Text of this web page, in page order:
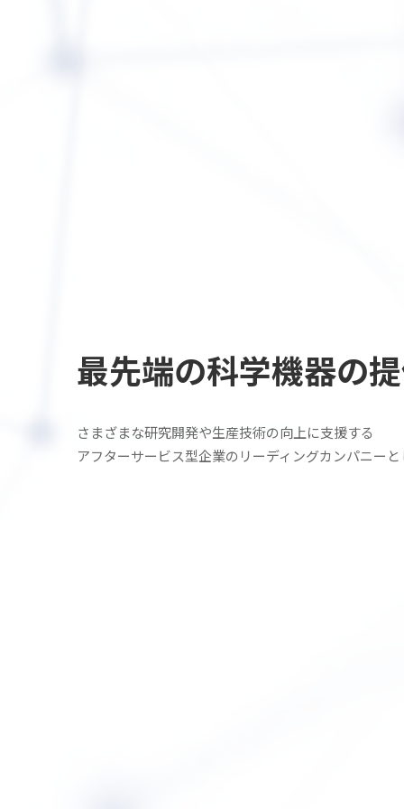
最先端の科学機器の
さまざまな研究開発や生産技術の向上に支援する
アフターサービス型企業の リーディングカンパニー